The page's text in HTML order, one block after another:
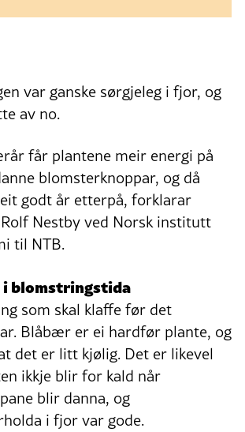
var ganske sørgjeleg i fjor, og
av no.
får plantene meir energi på
blomsterknoppar, og då
godt år etterpå, forklarar
Nestby ved Norsk institutt
til NTB.
i blomstringstida
som skal klaffe før det
Blåbær er ei hardfør plante, og
det er litt kjølig. Det er likevel
ikkje blir for kald når
blir danna, og
i fjor var gode.